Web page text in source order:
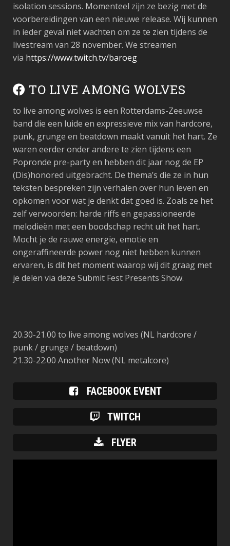
isolation sessions. Momenteel zijn ze bezig met de
voorbereidingen van een nieuwe release. Wij kunnen
in ieder geval niet wachten om ze te zien tijdens de
livestream van 28 november. We streamen
via https://www.twitch.tv/baroeg
TO LIVE AMONG WOLVES
to live among wolves is een Rotterdams-Zeeuwse
band die een luide en expressieve mix van hardcore,
punk, grunge en beatdown maakt vanuit het hart. Ze
waren eerder onder andere te zien tijdens een
Popronde pre-party en hebben dit jaar nog de EP
(Dis)honored uitgebracht. De thema’s die ze in hun
teksten bespreken zijn verhalen over hun leven en
opkomen voor wat je denkt dat goed is. Zoals ze het
zelf verwoorden: harde riffs en gepassioneerde
melodieën met een boodschap recht uit het hart.
Mocht je de rauwe energie, emotie en
ongeraffineerde power nog niet hebben kunnen
ervaren, is dit het moment waarop wij dit graag met
je delen via deze Submit Fest Presents Show.
20.30-21.00 to live among wolves (NL hardcore /
punk / grunge / beatdown)
21.30-22.00 Another Now(NL metalcore)
FACEBOOK EVENT
TWITCH
FLYER